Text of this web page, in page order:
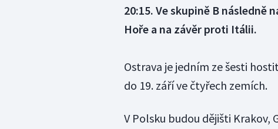
20:15. Ve skupině B následně
Hoře a na závěr proti Itálii.
Ostrava je jedním ze šesti
do 19. září ve čtyřech zemích.
V Polsku budou dějišti Krakov,